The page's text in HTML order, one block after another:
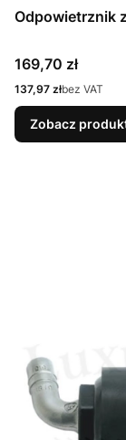
Odpowietrznik
Cena
169,70 zł
Cena
137,97 złbez VAT
Zobacz